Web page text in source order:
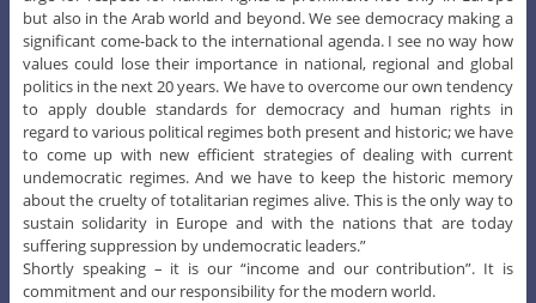
but also in the Arab world and beyond. We see democracy making a
significant come-back to the international agenda. I see no way how
values could lose their importance in national, regional and global
politics in the next 20 years. We have to overcome our own tendency
to apply double standards for democracy and human rights in
regard to various political regimes both present and historic; we have
to come up with new efficient strategies of dealing with current
undemocratic regimes. And we have to keep the historic memory
about the cruelty of totalitarian regimes alive. This is the only way to
sustain solidarity in Europe and with the nations that are today
suffering suppression by undemocratic leaders.”
Shortly speaking – it is our “income and our contribution”. It is
commitment and our responsibility for the modern world.